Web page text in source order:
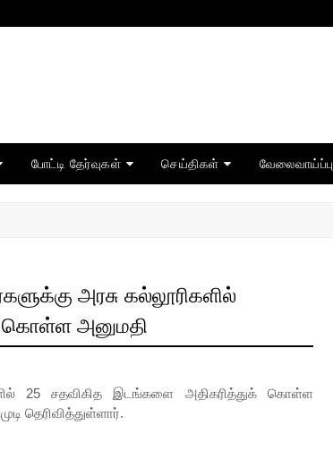
போட்டி தேர்வுகள் செய்திகள் வேலைவாய்ப்பு
அரசு கல்லூரிகளில்
கொள்ள அனுமதி
25 சதவிகித இடங்களை அதிகரித்துக் கொள்ள
தெரிவித்துள்ளார்.